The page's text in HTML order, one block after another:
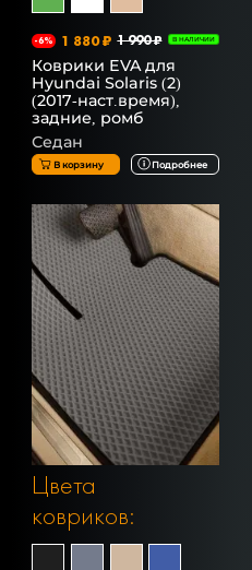
-6% 1 880 ₽ 1 990 ₽ В НАЛИЧИИ
Коврики EVA для
Hyundai Solaris (2)
(2017-наст.время),
задние, ромб
Седан
В корзину Подробнее
Цвета
ковриков: